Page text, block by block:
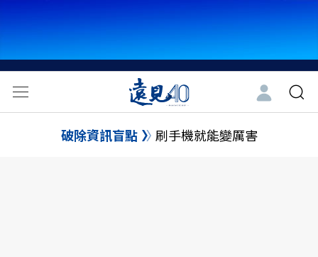
破除資訊盲點 刷手機就能變厲害